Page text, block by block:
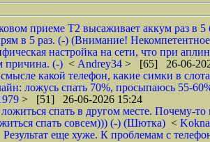
приеме Т2 высаживает аккум раз в 5
в 5 раз. (-) (Внимание!
настройка на сети, что при
причина. (-) < Andrey34 > [65] 26-06-
какой телефон, какие симки в
ложусь спать 70%, просыпаюсь 55-
> [51] 26-06-2026 15:24
спать в другом месте. Почему-то
спать совсем))) (-) (Шютка) <
еще хуже. К проблемам с